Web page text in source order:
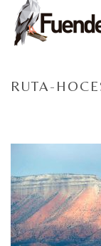
RUTA-